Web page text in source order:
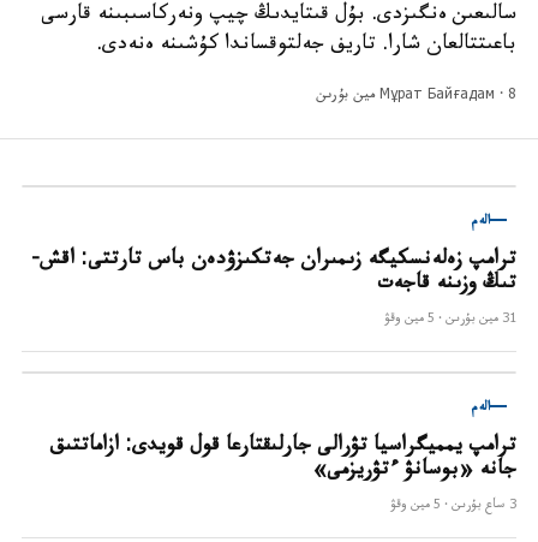
سالىعىن ەنگىزدى. بۇل قىتايدىڭ چيپ ونەركاسىبىنە قارسى
باعىتتالعان شارا. تاريف جەلتوقساندا كۇشىنە ەنەدى.
Мұрат Байғадам · 8 مين بۇرىن
الەم
ترامپ زەلەنسكيگە زىمىران جەتكىزۋدەن باس تارتتى: اقش-
تىڭ وزىنە قاجەت
31 مين بۇرىن · 5 مين وقۋ
الەم
ترامپ يمميگراسيا تۋرالى جارلىقتارعا قول قويدى: ازاماتتىق
جانە «بوسانۋ ءتۋريزمى»
3 ساع بۇرىن · 5 مين وقۋ